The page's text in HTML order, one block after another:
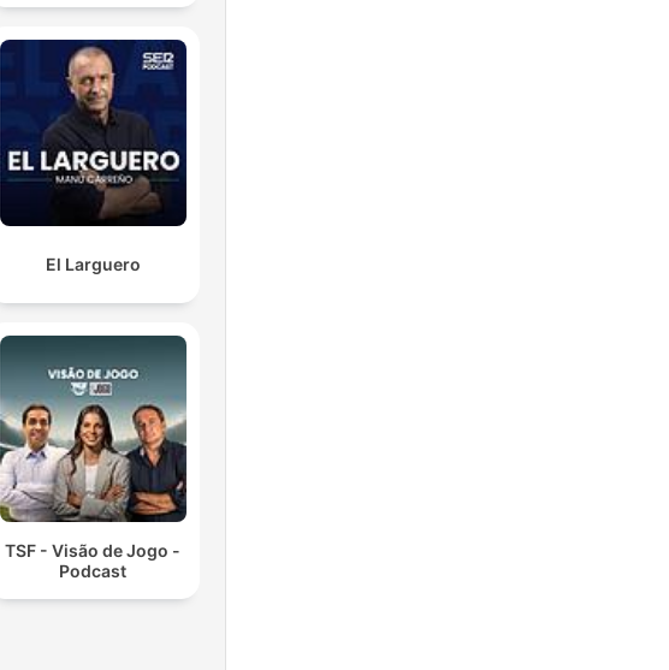
El Larguero
TSF - Visão de Jogo -
Podcast